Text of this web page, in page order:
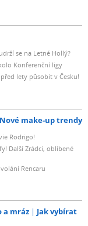
se na Letné Hollý?
Konferenční ligy
lety působit v Česku!
Nové make-up trendy
Rodrigo!
Další Zrádci, oblíbené
Rencaru
a mráz
Jak vybírat